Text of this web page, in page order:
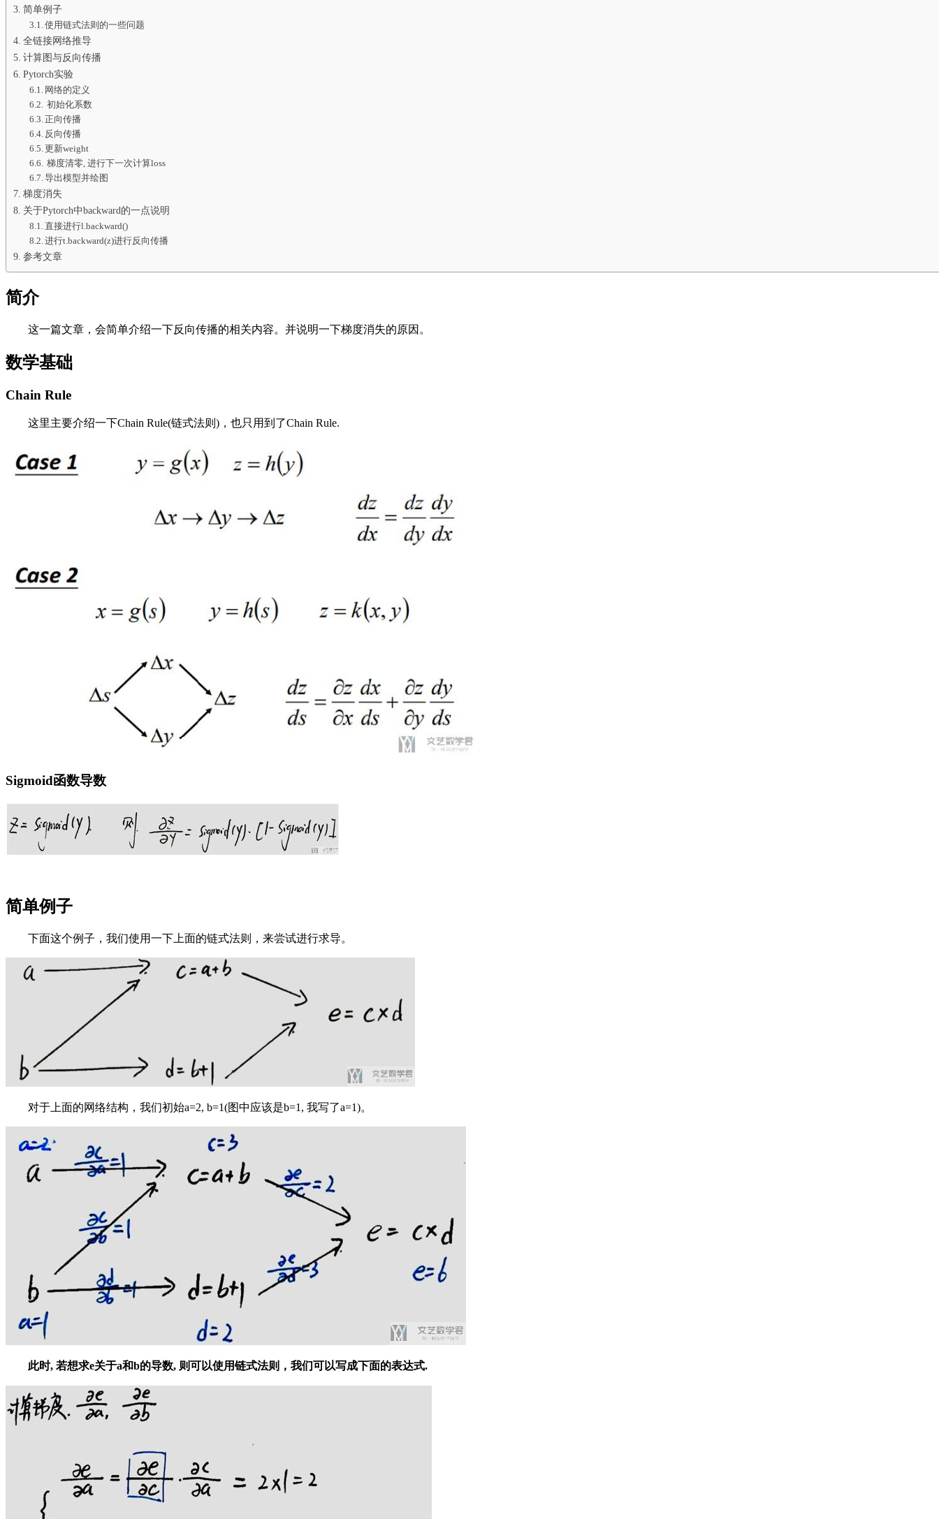
简单例子
使用链式法则的一些问题
全链接网络推导
计算图与反向传播
Pytorch实验
网络的定义
初始化系数
正向传播
反向传播
更新weight
梯度清零, 进行下一次计算loss
导出模型并绘图
梯度消失
关于Pytorch中backward的一点说明
直接进行l.backward()
进行t.backward(z)进行反向传播
参考文章
简介
这一篇文章，会简单介绍一下反向传播的相关内容。并说明一下梯度消失的原因。
数学基础
Chain Rule
这里主要介绍一下Chain Rule(链式法则)，也只用到了Chain Rule.
Sigmoid函数导数
简单例子
下面这个例子，我们使用一下上面的链式法则，来尝试进行求导。
对于上面的网络结构，我们初始a=2, b=1(图中应该是b=1, 我写了a=1)。
此时, 若想求e关于a和b的导数, 则可以使用链式法则，我们可以写成下面的表达式.